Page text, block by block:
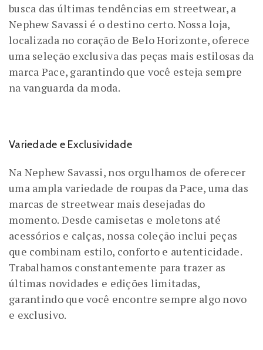
busca das últimas tendências em streetwear, a
Nephew Savassi é o destino certo. Nossa loja,
localizada no coração de Belo Horizonte, oferece
uma seleção exclusiva das peças mais estilosas da
marca Pace, garantindo que você esteja sempre
na vanguarda da moda.
Variedade e Exclusividade
Na Nephew Savassi, nos orgulhamos de oferecer
uma ampla variedade de roupas da Pace, uma das
marcas de streetwear mais desejadas do
momento. Desde camisetas e moletons até
acessórios e calças, nossa coleção inclui peças
que combinam estilo, conforto e autenticidade.
Trabalhamos constantemente para trazer as
últimas novidades e edições limitadas,
garantindo que você encontre sempre algo novo
e exclusivo.